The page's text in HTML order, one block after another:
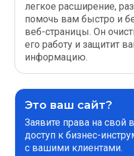
легкое расширение,
помочь вам быстро и
веб-страницы. Он
его работу и защитит
информацию.
Это ваш сайт?
Заявите права на свой
доступ к бизнес-
с вашими клиентами.